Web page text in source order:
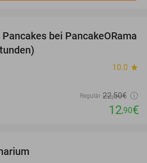
43%
bei PancakeORama
10.0 star
Regulär 22,50€
12,90€